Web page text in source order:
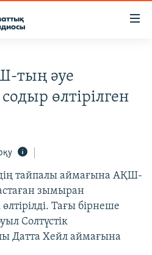
тың әуе
өлтірілген
тайпалы аймағына АҚШ-
зымыран
Тағы бірнеше
Солтүстік
Датта Хейл аймағына